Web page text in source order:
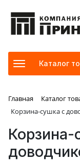
Каталог
Главная Каталог
Корзина-сушка с
Корзина-